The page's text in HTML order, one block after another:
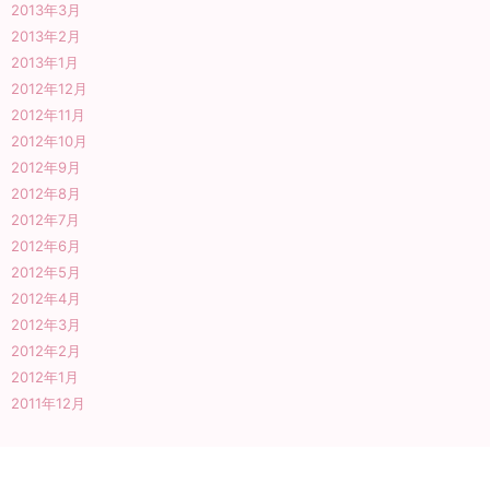
2013年3月
2013年2月
2013年1月
2012年12月
2012年11月
2012年10月
2012年9月
2012年8月
2012年7月
2012年6月
2012年5月
2012年4月
2012年3月
2012年2月
2012年1月
2011年12月